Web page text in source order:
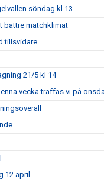
söndag kl 13
bättre matchklimat
tillsvidare
21/5 kl 14
vecka träffas vi på
12 april